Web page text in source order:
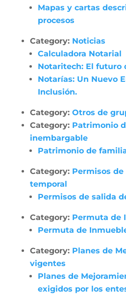
Mapas y cartas
procesos
Category: Noticias
Calculadora Notarial
Notaritech: El futuro
Notarías: Un Nuevo
Inclusión.
Category: Otros de
Category: Patrimonio
inembargable
Patrimonio de
Category: Permisos
temporal
Permisos de salida
Category: Permuta de
Permuta de
Category: Planes de
vigentes
Planes de
exigidos por los